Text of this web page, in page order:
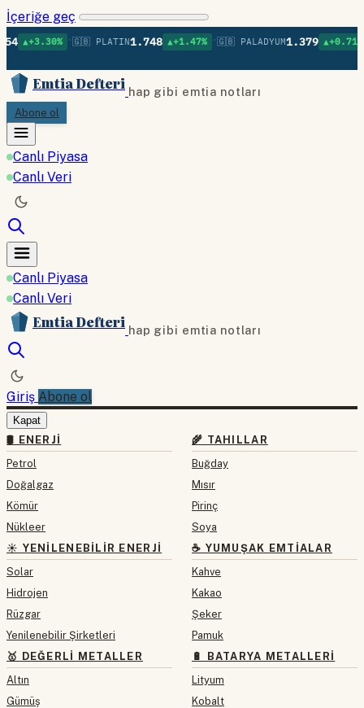
İçeriğe geç
▲+3.30% •🇬🇧 PLATIN1.748 ▲+1.47% •🇬🇧 PALADYUM1.379 ▲+0.71%
Emtia Defteri hap gibi emtia notları
Abone ol
Canlı Piyasa
Canlı Veri
Canlı Piyasa
Canlı Veri
Emtia Defteri hap gibi emtia notları
Giriş Abone ol
Kapat
🛢 ENERJI
Petrol
Doğalgaz
Kömür
Nükleer
☀️ YENILENEBILIR ENERJI
Solar
Hidrojen
Rüzgar
Yenilenebilir Şirketleri
🥇 DEĞERLI METALLER
Altın
Gümüş
🌾 TAHILLAR
Buğday
Mısır
Pirinç
Soya
☕ YUMUŞAK EMTIALAR
Kahve
Kakao
Şeker
Pamuk
🔋 BATARYA METALLERI
Lityum
Kobalt